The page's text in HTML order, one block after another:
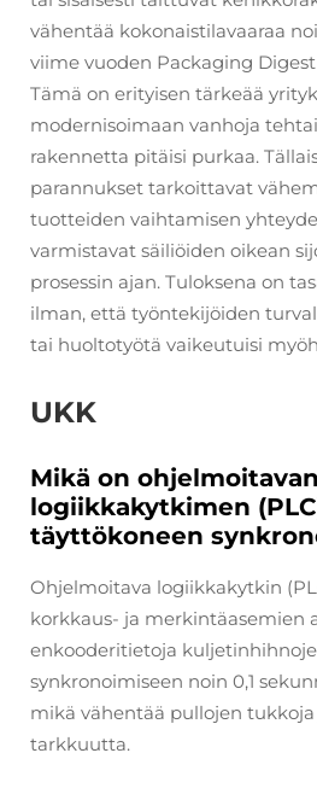
vähentää kokonaistilavaaraa
viime vuoden Packaging
Tämä on erityisen tärkeää
modernisoimaan vanhoja
rakennetta pitäisi purkaa.
parannukset tarkoittavat
tuotteiden vaihtamisen
varmistavat säiliöiden oikean
prosessin ajan. Tuloksena on
ilman, että työntekijöiden
tai huoltotyötä vaikeutuisi
UKK
Mikä on ohjelmoitavan
logiikkakytkimen
täyttökoneen
Ohjelmoitava logiikkakytkin
korkkaus- ja merkintäasemien
enkooderitietoja
synkronoimiseen noin 0,1
mikä vähentää pullojen
tarkkuutta.